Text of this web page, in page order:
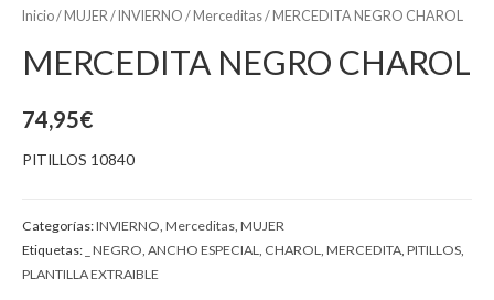
Inicio/ MUJER / INVIERNO / Merceditas/ MERCEDITA NEGRO CHAROL
MERCEDITA NEGRO CHAROL
74,95€
PITILLOS 10840
Categorías:INVIERNO Merceditas MUJER
Etiquetas: _ NEGRO ANCHO ESPECIAL CHAROL MERCEDITA PITILLOS
PLANTILLA EXTRAIBLE